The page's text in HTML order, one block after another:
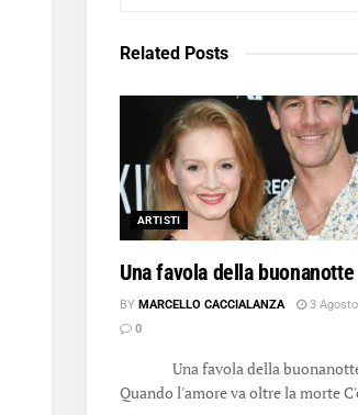
Related Posts
ARTISTI
Una favola della buonanotte
BY MARCELLO CACCIALANZA
3
0
Una favola della
Quando l'amore va oltre la morte